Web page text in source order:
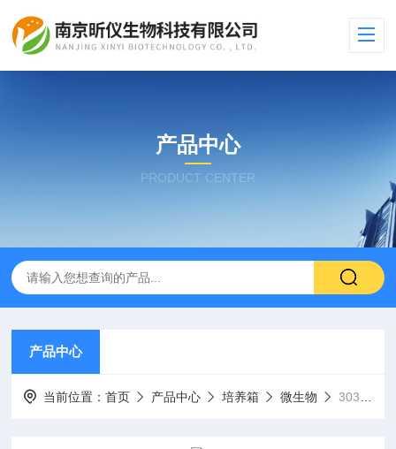
产品中心
PRODUCT CENTER
产品中心
当前位置：首页 产品中心 培养箱 微生物 303-0A叶拓 电热恒温小型微生物培养箱实验室